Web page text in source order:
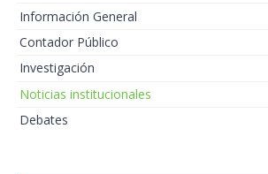
Información General
Contador Público
Investigación
Noticias institucionales
Debates